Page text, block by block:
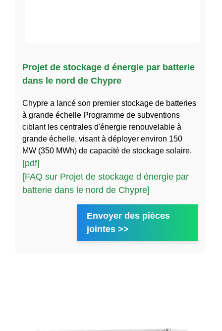
Projet de stockage d énergie par batterie
dans le nord de Chypre
Chypre a lancé son premier stockage de batteries
à grande échelle Programme de subventions
ciblant les centrales d'énergie renouvelable à
grande échelle, visant à déployer environ 150
MW (350 MWh) de capacité de stockage solaire.
[pdf]
[FAQ sur Projet de stockage d énergie par
batterie dans le nord de Chypre]
Envoyer des pièces
jointes >>